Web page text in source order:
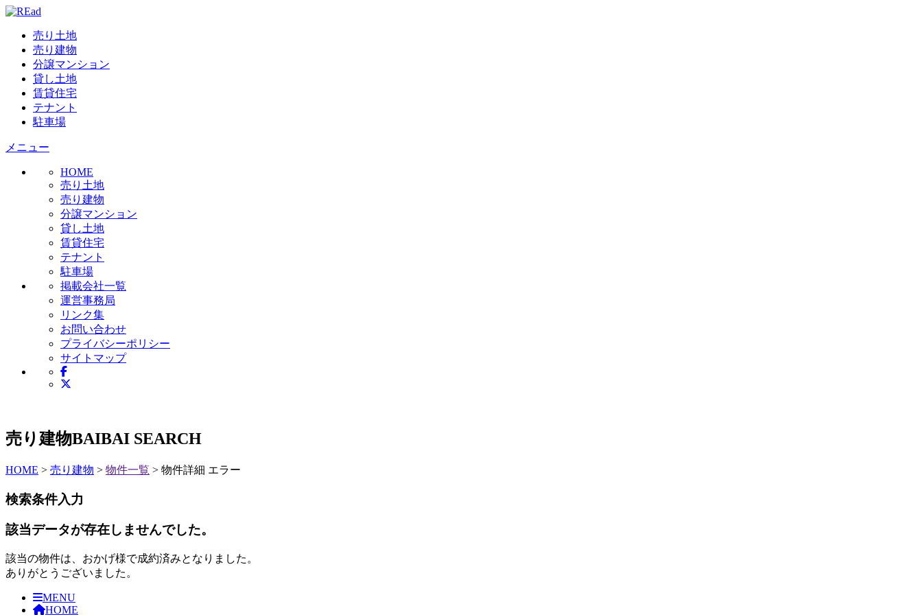
売り土地
売り建物
分譲マンション
貸し土地
賃貸住宅
テナント
駐車場
メニュー
HOME
売り土地
売り建物
分譲マンション
貸し土地
賃貸住宅
テナント
駐車場
掲載会社一覧
運営事務局
リンク集
お問い合わせ
プライバシーポリシー
サイトマップ
売り建物BAIBAI SEARCH
HOME > 売り建物 > 物件一覧 > 物件詳細 エラー
検索条件入力
該当データが存在しませんでした。
該当の物件は、おかげ様で成約済みとなりました。
ありがとうございました。
MENU
HOME